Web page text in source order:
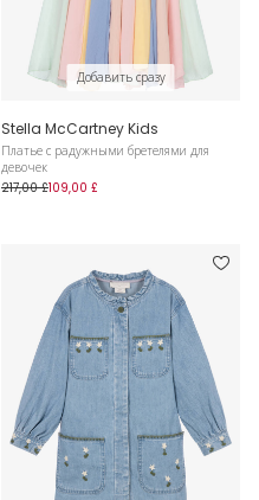
Добавить сразу
Stella McCartney Kids
Платье с радужными бретелями для
девочек
217,00 £109,00 £